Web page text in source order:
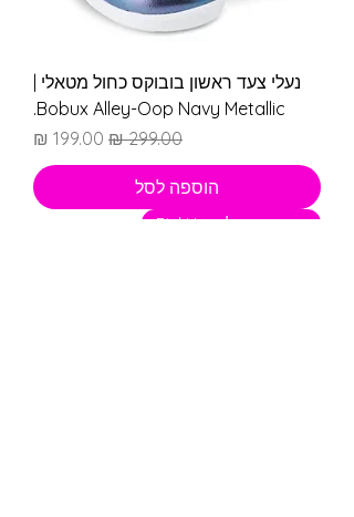
נעלי צעד ראשון בובוקס כחול מטאלי |
Bobux Alley-Oop Navy Metallic.
מחיר רגיל מחיר מבצע
הוספה לסל
מבצע במשלוח PickUp